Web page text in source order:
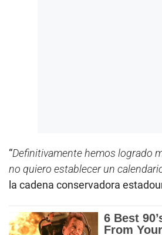
“Definitivamente hemos logrado
no quiero establecer un
la cadena conservadora